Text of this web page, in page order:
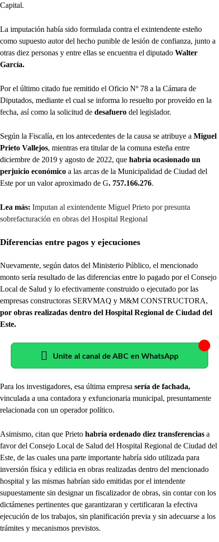
Capital.
La imputación había sido formulada contra el exintendente esteño
como supuesto autor del hecho punible de lesión de confianza, junto a
otras diez personas y entre ellas se encuentra el diputado Walter
García.
Por el último citado fue remitido el Oficio Nº 78 a la Cámara de
Diputados, mediante el cual se informa lo resuelto por proveído en la
fecha, así como la solicitud de desafuero del legislador.
Según la Fiscalía, en los antecedentes de la causa se atribuye a Miguel
Prieto Vallejos, mientras era titular de la comuna esteña entre
diciembre de 2019 y agosto de 2022, que habría ocasionado un
perjuicio económico a las arcas de la Municipalidad de Ciudad del
Este por un valor aproximado de G. 757.166.276.
Lea más: Imputan al exintendente Miguel Prieto por presunta
sobrefacturación en obras del Hospital Regional
Diferencias entre pagos y ejecuciones
Nuevamente, según datos del Ministerio Público, el mencionado
monto sería resultado de las diferencias entre lo pagado por el Consejo
Local de Salud y lo efectivamente construido o ejecutado por las
empresas constructoras SERVMAQ y M&M CONSTRUCTORA,
por obras realizadas dentro del Hospital Regional de Ciudad del
Este.
Unite al canal de ABC en WhatsApp
Para los investigadores, esa última empresa sería de fachada,
vinculada a una contadora y exfuncionaria municipal, presuntamente
relacionada con un operador político.
Asimismo, citan que Prieto habría ordenado diez transferencias a
favor del Consejo Local de Salud del Hospital Regional de Ciudad del
Este, de las cuales una parte importante habría sido utilizada para
inversión física y edilicia en obras realizadas dentro del mencionado
hospital y las mismas habrían sido emitidas por el intendente
supuestamente sin designar un fiscalizador de obras, sin contar con los
dictámenes pertinentes que garantizaran y certificaran la efectiva
ejecución de los trabajos, sin planificación previa y sin adecuarse a los
trámites y mecanismos previstos.